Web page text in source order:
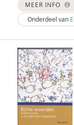
Dr. Marc de
Frans
Frits Milders
Brecht
Antoine Mooij
MEER INFO
Onderdeel van